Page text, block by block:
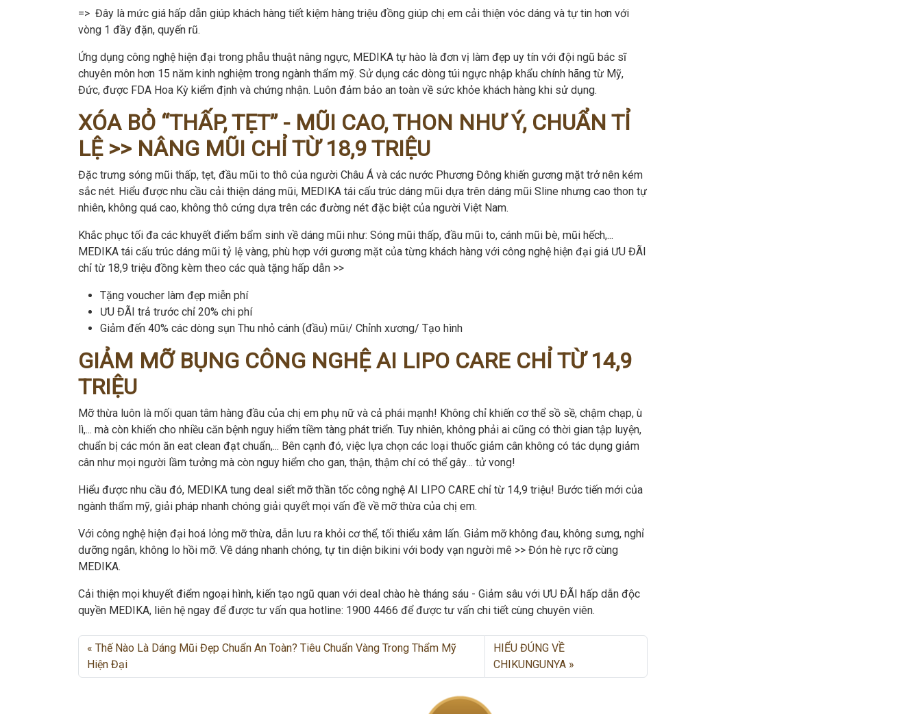
=> Đây là mức giá hấp dẫn giúp khách hàng tiết kiệm hàng triệu đồng giúp chị em cải thiện vóc dáng và tự tin hơn với
vòng 1 đầy đặn, quyến rũ.
Ứng dụng công nghệ hiện đại trong phẫu thuật nâng ngực, MEDIKA tự hào là đơn vị làm đẹp uy tín với đội ngũ bác sĩ
chuyên môn hơn 15 năm kinh nghiệm trong ngành thẩm mỹ. Sử dụng các dòng túi ngực nhập khẩu chính hãng từ Mỹ,
Đức, được FDA Hoa Kỳ kiểm định và chứng nhận. Luôn đảm bảo an toàn về sức khỏe khách hàng khi sử dụng.
XÓA BỎ “THẤP, TẸT” - MŨI CAO, THON NHƯ Ý, CHUẨN TỈ
LỆ >> NÂNG MŨI CHỈ TỪ 18,9 TRIỆU
Đặc trưng sóng mũi thấp, tẹt, đầu mũi to thô của người Châu Á và các nước Phương Đông khiến gương mặt trở nên kém
sắc nét. Hiểu được nhu cầu cải thiện dáng mũi, MEDIKA tái cấu trúc dáng mũi dựa trên dáng mũi Sline nhưng cao thon tự
nhiên, không quá cao, không thô cứng dựa trên các đường nét đặc biệt của người Việt Nam.
Khắc phục tối đa các khuyết điểm bẩm sinh về dáng mũi như: Sóng mũi thấp, đầu mũi to, cánh mũi bè, mũi hếch,...
MEDIKA tái cấu trúc dáng mũi tỷ lệ vàng, phù hợp với gương mặt của từng khách hàng với công nghệ hiện đại giá ƯU ĐÃI
chỉ từ 18,9 triệu đồng kèm theo các quà tặng hấp dẫn >>
Tặng voucher làm đẹp miễn phí
ƯU ĐÃI trả trước chỉ 20% chi phí
Giảm đến 40% các dòng sụn Thu nhỏ cánh (đầu) mũi/ Chỉnh xương/ Tạo hình
GIẢM MỠ BỤNG CÔNG NGHỆ AI LIPO CARE CHỈ TỪ 14,9
TRIỆU
Mỡ thừa luôn là mối quan tâm hàng đầu của chị em phụ nữ và cả phái mạnh! Không chỉ khiến cơ thể sồ sề, chậm chạp, ù
lì,... mà còn khiến cho nhiều căn bệnh nguy hiểm tiềm tàng phát triển. Tuy nhiên, không phải ai cũng có thời gian tập luyện,
chuẩn bị các món ăn eat clean đạt chuẩn,... Bên cạnh đó, việc lựa chọn các loại thuốc giảm cân không có tác dụng giảm
cân như mọi người lầm tưởng mà còn nguy hiểm cho gan, thận, thậm chí có thể gây… tử vong!
Hiểu được nhu cầu đó, MEDIKA tung deal siết mỡ thần tốc công nghệ AI LIPO CARE chỉ từ 14,9 triệu! Bước tiến mới của
ngành thẩm mỹ, giải pháp nhanh chóng giải quyết mọi vấn đề về mỡ thừa của chị em.
Với công nghệ hiện đại hoá lỏng mỡ thừa, dẫn lưu ra khỏi cơ thể, tối thiểu xâm lấn. Giảm mỡ không đau, không sưng, nghỉ
dưỡng ngắn, không lo hồi mỡ. Về dáng nhanh chóng, tự tin diện bikini với body vạn người mê >> Đón hè rực rỡ cùng
MEDIKA.
Cải thiện mọi khuyết điểm ngoại hình, kiến tạo ngũ quan với deal chào hè tháng sáu - Giảm sâu với ƯU ĐÃI hấp dẫn độc
quyền MEDIKA, liên hệ ngay để được tư vấn qua hotline: 1900 4466 để được tư vấn chi tiết cùng chuyên viên.
Thế Nào Là Dáng Mũi Đẹp Chuẩn An Toàn? Tiêu Chuẩn Vàng Trong Thẩm Mỹ
Hiện Đại
HIỂU ĐÚNG VỀ
CHIKUNGUNYA